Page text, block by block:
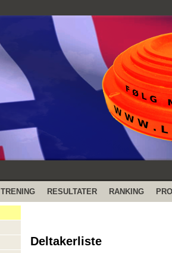
TRENING RESULTATER RANKING
Deltakerliste